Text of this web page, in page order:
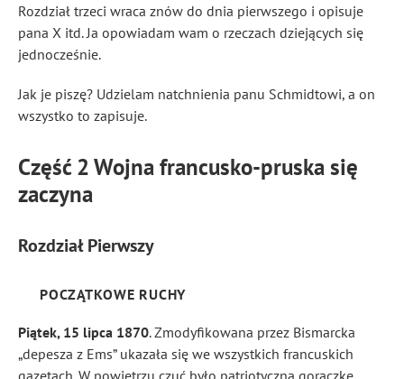
Rozdział trzeci wraca znów do dnia pierwszego i opisuje
pana X itd. Ja opowiadam wam o rzeczach dziejących się
jednocześnie.
Jak je piszę? Udzielam natchnienia panu Schmidtowi, a on
wszystko to zapisuje.
Część 2 Wojna francusko-pruska się
zaczyna
Rozdział Pierwszy
POCZĄTKOWE RUCHY
Piątek, 15 lipca 1870. Zmodyfikowana przez Bismarcka
„depesza z Ems” ukazała się we wszystkich francuskich